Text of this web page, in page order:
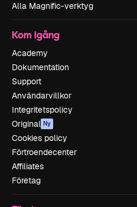
Alla Magnific-verktyg
Kom igång
Academy
Dokumentation
Support
Användarvillkor
Integritetspolicy
Original Ny
Cookies policy
Förtroendecenter
Affiliates
Företag